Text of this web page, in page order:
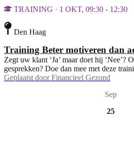
TRAINING · 1 OKT, 09:30 - 12:30
Den Haag
Training Beter motiveren dan
Zegt uw klant ‘Ja’ maar doet hij ‘Nee’?
gesprekken? Doe dan mee met deze
Geplaatst door Financieel Gezond
Sep
25